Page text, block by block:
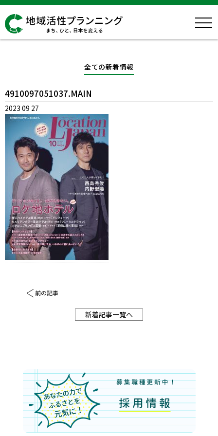
全ての新着情報
4910097051037.MAIN
2023 09 27
前の記事
新着記事一覧へ